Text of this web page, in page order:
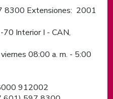
8300 Extensiones: 2001
70 Interior I - CAN,
08:00 a. m. - 5:00
912002